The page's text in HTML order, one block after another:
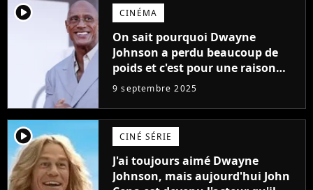
player2 CINÉMA
On sait pourquoi Dwayne
Johnson a perdu beaucoup de
poids et c'est pour une raison
importante
9 septembre 2025
player2 CINÉ SÉRIE
J'ai toujours aimé Dwayne
Johnson, mais aujourd'hui John